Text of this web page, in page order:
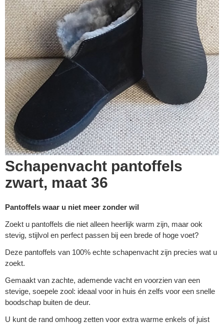
Schapenvacht pantoffels
zwart, maat 36
Pantoffels waar u niet meer zonder wil
Zoekt u pantoffels die niet alleen heerlijk warm zijn, maar ook
stevig, stijlvol en perfect passen bij een brede of hoge voet?
Deze pantoffels van 100% echte schapenvacht zijn precies wat u
zoekt.
Gemaakt van zachte, ademende vacht en voorzien van een
stevige, soepele zool: ideaal voor in huis én zelfs voor een snelle
boodschap buiten de deur.
U kunt de rand omhoog zetten voor extra warme enkels of juist